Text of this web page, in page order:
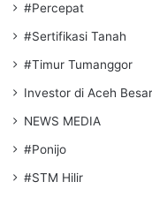
#Percepat
#Sertifikasi Tanah
#Timur Tumanggor
Investor di Aceh Besar
NEWS MEDIA
#Ponijo
#STM Hilir